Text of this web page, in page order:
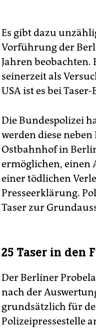
Es gibt dazu
Vorführung der
Jahren beobachten.
seinerzeit als
USA ist es bei
Die Bundespolizei
werden diese
Ostbahnhof in
ermöglichen, einen
einer tödlichen
Presseerklärung.
Taser zur
25 Taser in den
Der Berliner
nach der
grundsätzlich für
Polizeipressestelle